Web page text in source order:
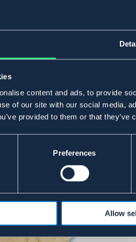
content and ads, to provide
of our site with our social media,
provided to them or that
Preferences
Allow